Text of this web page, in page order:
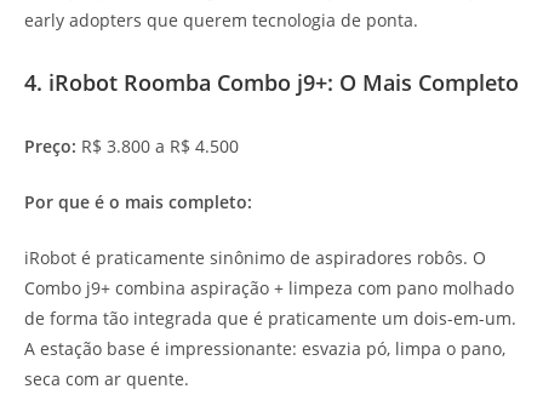
early adopters que querem tecnologia de ponta.
4. iRobot Roomba Combo j9+: O Mais Completo
Preço: R$ 3.800 a R$ 4.500
Por que é o mais completo:
iRobot é praticamente sinônimo de aspiradores robôs. O
Combo j9+ combina aspiração + limpeza com pano molhado
de forma tão integrada que é praticamente um dois-em-um.
A estação base é impressionante: esvazia pó, limpa o pano,
seca com ar quente.